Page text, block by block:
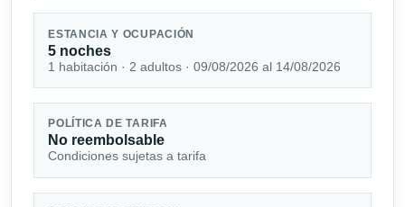
ESTANCIA Y OCUPACIÓN
5 noches
1 habitación · 2 adultos · 09/08/2026 al 14/08/2026
POLÍTICA DE TARIFA
No reembolsable
Condiciones sujetas a tarifa